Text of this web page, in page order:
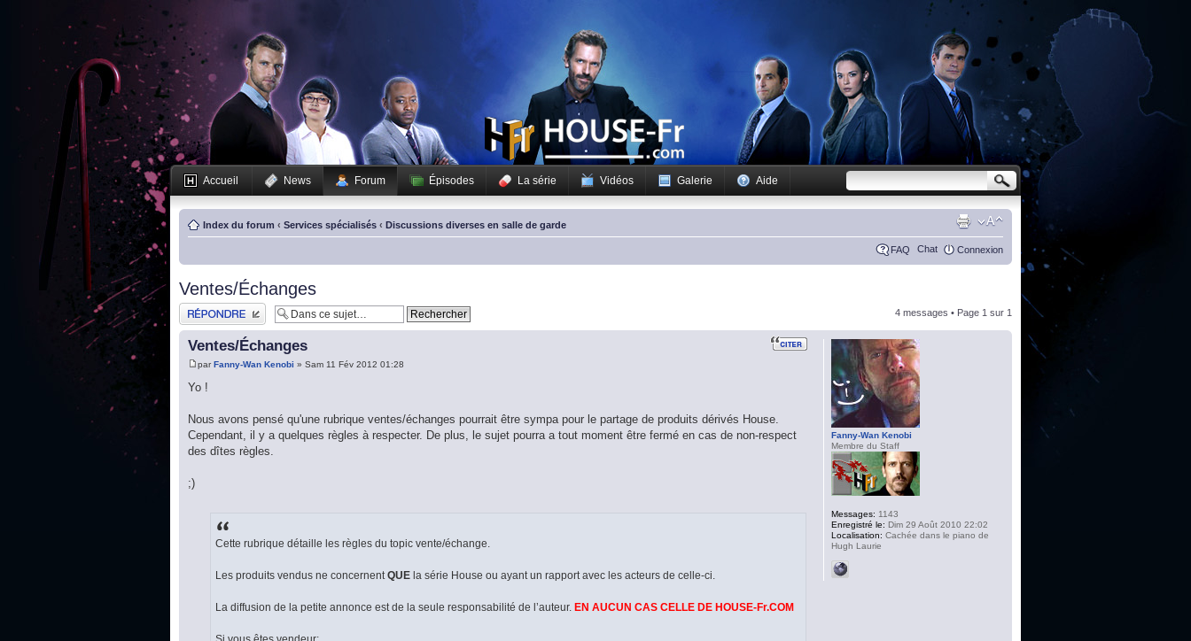
Accueil News Forum Épisodes La série Vidéos Galerie Aide
Index du forum ‹ Services spécialisés ‹ Discussions diverses en salle de garde
FAQ Chat Connexion
Ventes/Échanges
Publier une réponse 4 messages • Page 1 sur 1
Ventes/Échanges
parFanny-Wan Kenobi » Sam 11 Fév 2012 01:28
Yo !
Nous avons pensé qu'une rubrique ventes/échanges pourrait être sympa pour le partage de produits dérivés House.
Cependant, il y a quelques règles à respecter. De plus, le sujet pourra a tout moment être fermé en cas de non-respect
des dîtes règles.
;)
Cette rubrique détaille les règles du topic vente/échange.
Les produits vendus ne concernentQUE la série House ou ayant un rapport avec les acteurs de celle-ci.
La diffusion de la petite annonce est de la seule responsabilité de l’auteur. EN AUCUN CAS CELLE DE HOUSE-Fr.COM
Fanny-Wan Kenobi
Membre du Staff
Messages: 1143
Enregistré le: Dim 29 Août 2010 22:02
Localisation: Cachée dans le piano de
Hugh Laurie